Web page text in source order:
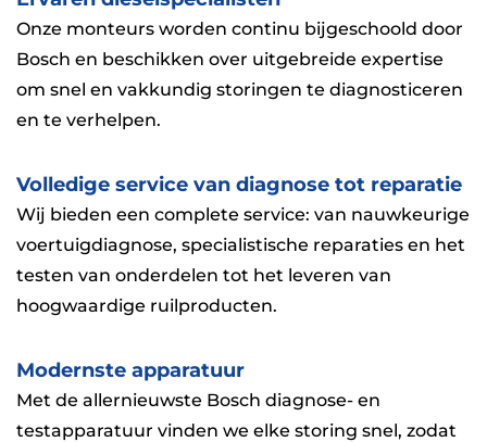
Onze monteurs worden continu bijgeschoold door
Bosch en beschikken over uitgebreide expertise
om snel en vakkundig storingen te diagnosticeren
en te verhelpen.
Volledige service van diagnose tot reparatie
Wij bieden een complete service: van nauwkeurige
voertuigdiagnose, specialistische reparaties en het
testen van onderdelen tot het leveren van
hoogwaardige ruilproducten.
Modernste apparatuur
Met de allernieuwste Bosch diagnose- en
testapparatuur vinden we elke storing snel, zodat